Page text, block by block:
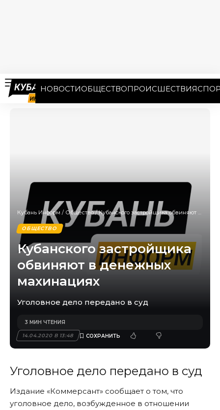
НОВОСТИОБЩЕСТВОПРОИСШЕСТВИЯ
Кубань Информ / Общество/Кубанского застройщика обвиняют в денежных махинациях
ОБЩЕСТВО
Кубанского застройщика
обвиняют в денежных
махинациях
Уголовное дело передано в суд
14.04.2020 В 13:48
3 МИН ЧТЕНИЯ
Уголовное дело передано в суд
Издание «Коммерсант» сообщает о том, что
уголовное дело, возбужденное в отношении